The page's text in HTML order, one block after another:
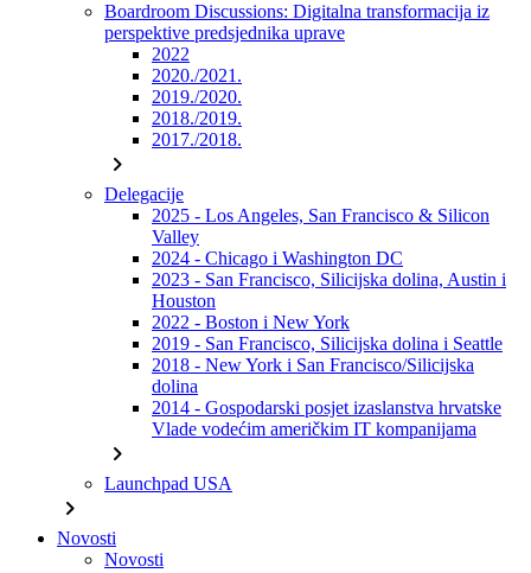
Boardroom Discussions: Digitalna transformacija iz
perspektive predsjednika uprave
2022
2020./2021.
2019./2020.
2018./2019.
2017./2018.
chevron_right
Delegacije
2025 - Los Angeles, San Francisco & Silicon
Valley
2024 - Chicago i Washington DC
2023 - San Francisco, Silicijska dolina, Austin i
Houston
2022 - Boston i New York
2019 - San Francisco, Silicijska dolina i Seattle
2018 - New York i San Francisco/Silicijska
dolina
2014 - Gospodarski posjet izaslanstva hrvatske
Vlade vodećim američkim IT kompanijama
chevron_right
Launchpad USA
chevron_right
Novosti
Novosti